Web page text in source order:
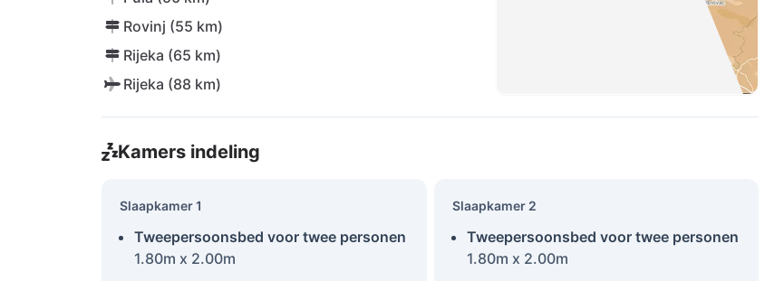
Rovinj (55 km)
Rijeka (65 km)
Rijeka (88 km)
Kamers indeling
Slaapkamer 1
Tweepersoonsbed voor twee personen
1.80m x 2.00m
Slaapkamer 2
Tweepersoonsbed voor twee personen
1.80m x 2.00m